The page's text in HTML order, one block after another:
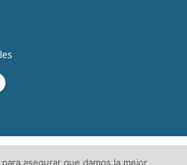
asegurar que damos la mejor